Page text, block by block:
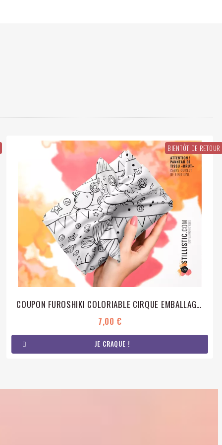
BIENTÔT DE RETOUR
COUPON FUROSHIKI COLORIABLE CIRQUE EMBALLAGE CADEAU COTON ÉCO-RESPONSABLE
7,00 €
JE CRAQUE !